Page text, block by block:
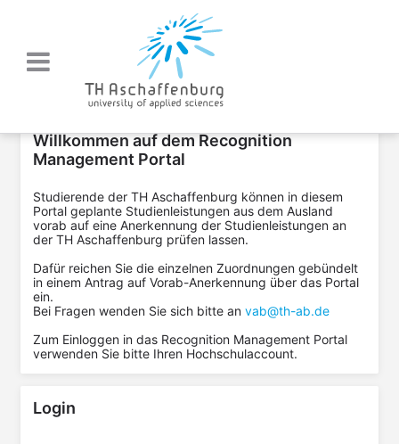
Willkommen auf dem Recognition
Management Portal
Studierende der TH Aschaffenburg können in diesem
Portal geplante Studienleistungen aus dem Ausland
vorab auf eine Anerkennung der Studienleistungen an
der TH Aschaffenburg prüfen lassen.
Dafür reichen Sie die einzelnen Zuordnungen gebündelt
in einem Antrag auf Vorab-Anerkennung über das Portal
ein.
Bei Fragen wenden Sie sich bitte an vab@th-ab.de
Zum Einloggen in das Recognition Management Portal
verwenden Sie bitte Ihren Hochschulaccount.
Login